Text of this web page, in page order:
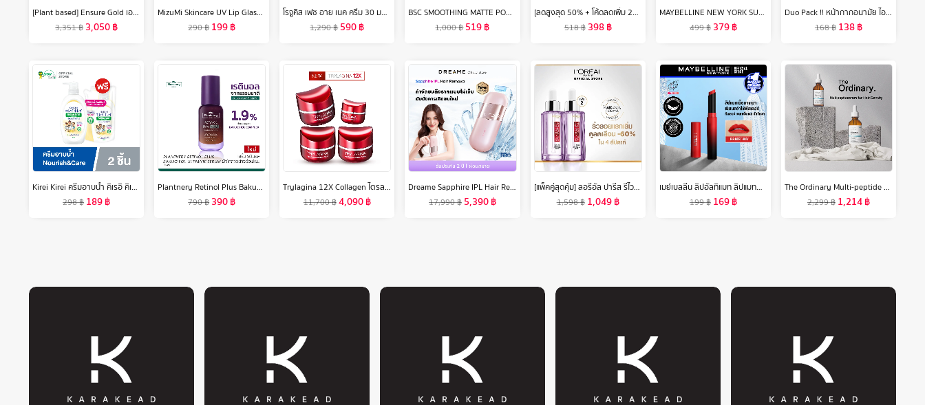
[Plant based] Ensure Gold เอนชัวร์ โกลด์ กลิ่นอัลมอนด์ สูตรโปรตีนธัญพืช 800g 3 กระป๋อง Ensure Gold Plant Based 800g x3
3,351฿ 3,050฿
MizuMi Skincare UV Lip Glassy Balm 3.5g ลิปบาล์มกันแดด SPF50+ PA++++ ลดปากคล้ำ ปากดูอมชมพู ชุ่มชื้นยาวนาน
290฿ 199฿
โรจูคิส เฟซ อาย เนค ครีม 30 มล.ROJUKISS FACE EYE NECK CREAM 30 ml.
1,290฿ 590฿
BSC SMOOTHING MATTE POWDER SPF 20 PA++ แพคคู่สุดคุ้ม (ตลับจริง 10.5 กรัม และตลับ รีฟิลแบบเติม 10.5 กรัม) แป้งที่ได้รับรางวัลการันตีจากนิตยสารชื่อดัง COSMO KISS BEAUTY AWARDS 2015 เครื่องสำอาง แป้ง พัฟ
1,000฿519฿
[ลดสูงสุด 50% + โค้ดลดเพิ่ม 20%]นีเวีย ไมเซล่า เช็ดเครื่องสำอาง แอคเน่ แคร์ เมคอัพ เคลียร์ 400 มล. 2 ชิ้น NIVEA
518฿ 398฿
MAYBELLINE NEW YORK SUPERSTAY LUMIMATTE FOUNDATION 35ml รองพื้นเมย์เบลลีน นิวยอร์ก ซุปเปอร์สเตย์ ลูมิแมท 35มล. รองพื้นแมทล้อแสง ติดทนนาน 30ชม.
499฿ 379฿
Duo Pack !! หน้ากากอนามัย ไอริส โอยามะ IRIS OHYAMA V-fit สวมใส่สบาย กระชับใบหน้า แบบกล่อง 30 ชิ้น + ทิชชูเปียก หรือ หน้ากากอนามัยรุ่น 60M หรือ สำลี
168฿ 138฿
Kirei Kirei ครีมอาบน้ำ คิเรอิ คิเรอิ Antibacterial Body Wash สูตร Nourish & Care ขวดปั๊ม 500 มล. ฟรี ถุงเติม 400 มล.
298฿ 189฿
Plantnery Retinol Plus Bakuchiol Ultimate Serum 30 ml
790฿ 390฿
Trylagina 12X Collagen ไตรลาจิน่า คอลลาเจน 12X เซรั่มคืนความอ่อนเยาว์ครบ 5 มิติ 3 กระปุก ฟรี ขนาดพกพา
11,700฿4,090฿
Dreame Sapphire IPL Hair Removal 21J เลเซอร์กำจัดขน IPL เครื่องกำจัดขน ไม่เจ็บ เทคโนโลยี ice-cooling 8ระดับ
17,990฿ 5,390฿
[แพ็คคู่สุดคุ้ม] ลอรีอัล ปารีส รีไวทัลลิฟท์ ไฮยาลูรอนิค แอซิด เซรั่ม 30 มล. X2 L'Oreal Paris Revitalift Hyaluronic Acid Serum 30mlx2 (hyaluron,loreal,ลอรีอัล ไฮยาลูรอน, ไฮยา)
1,598฿ 1,049฿
เมย์เบลลีน ลิปอัลทิแมท ลิปแมทผสมเบลอลิ่งเจล เนียนกว่าใช้ฟิลเตอร์ 1.7ก.Ultimatte by Color Sensational Lipstick 1.7g
199฿ 169฿
The Ordinary Multi-peptide Serum for Hair Density- 60m l[แพคคู่ 2pcs เอสเซ้นส์ทรีทเม้นต์บำรุงผมให้แข็งแรงและแข็งแรง
2,299฿ 1,214฿